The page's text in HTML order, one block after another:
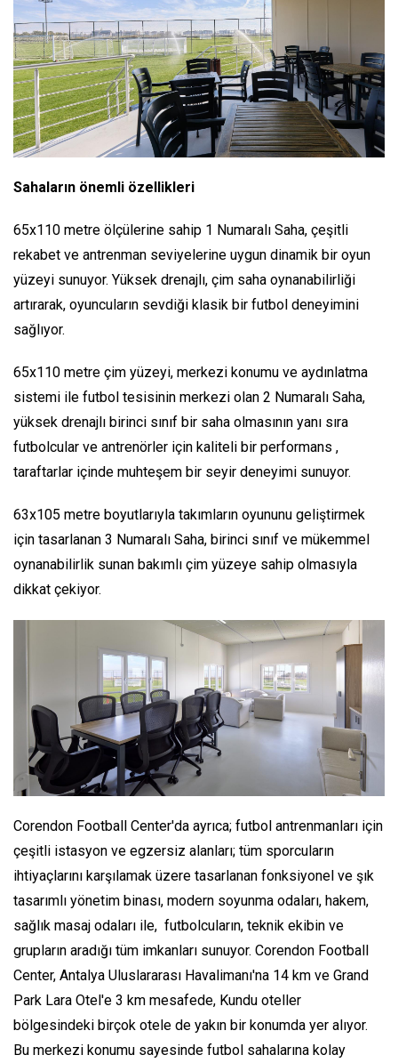
Sahaların önemli özellikleri
65x110 metre ölçülerine sahip 1 Numaralı Saha, çeşitli
rekabet ve antrenman seviyelerine uygun dinamik bir oyun
yüzeyi sunuyor. Yüksek drenajlı, çim saha oynanabilirliği
artırarak, oyuncuların sevdiği klasik bir futbol deneyimini
sağlıyor.
65x110 metre çim yüzeyi, merkezi konumu ve aydınlatma
sistemi ile futbol tesisinin merkezi olan 2 Numaralı Saha,
yüksek drenajlı birinci sınıf bir saha olmasının yanı sıra
futbolcular ve antrenörler için kaliteli bir performans ,
taraftarlar içinde muhteşem bir seyir deneyimi sunuyor.
63x105 metre boyutlarıyla takımların oyununu geliştirmek
için tasarlanan 3 Numaralı Saha, birinci sınıf ve mükemmel
oynanabilirlik sunan bakımlı çim yüzeye sahip olmasıyla
dikkat çekiyor.
Corendon Football Center'da ayrıca; futbol antrenmanları için
çeşitli istasyon ve egzersiz alanları; tüm sporcuların
ihtiyaçlarını karşılamak üzere tasarlanan fonksiyonel ve şık
tasarımlı yönetim binası, modern soyunma odaları, hakem,
sağlık masaj odaları ile, futbolcuların, teknik ekibin ve
grupların aradığı tüm imkanları sunuyor. Corendon Football
Center, Antalya Uluslararası Havalimanı'na 14 km ve Grand
Park Lara Otel'e 3 km mesafede, Kundu oteller
bölgesindeki birçok otele de yakın bir konumda yer alıyor.
Bu merkezi konumu sayesinde futbol sahalarına kolay